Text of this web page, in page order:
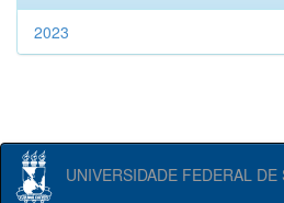
2023
UNIVERSIDADE FEDERAL DE